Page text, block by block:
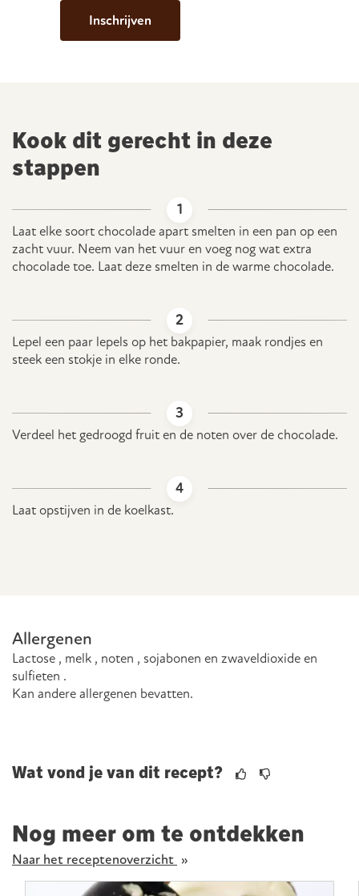
Inschrijven
Allergenen
lactose , melk , noten , sojabonen en zwaveldioxide en
sulfieten .
Kan andere allergenen bevatten.
Kook dit gerecht in deze
stappen
Laat elke soort chocolade apart smelten in een pan op een
zacht vuur. Neem van het vuur en voeg nog wat extra
chocolade toe. Laat deze smelten in de warme chocolade.
Lepel een paar lepels op het bakpapier, maak rondjes en
steek een stokje in elke ronde.
Verdeel het gedroogd fruit en de noten over de chocolade.
Laat opstijven in de koelkast.
Wat vond je van dit recept?
Nog meer om te ontdekken
Naar het receptenoverzicht